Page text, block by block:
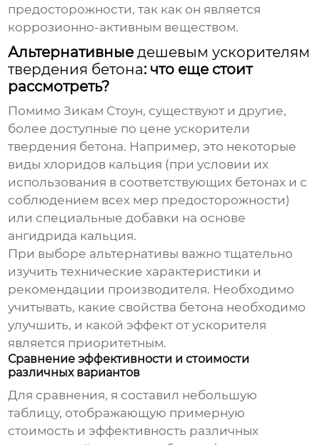
предосторожности, так как он является
коррозионно-активным веществом.
Альтернативныедешевым ускорителям
твердения бетона: что еще стоит
рассмотреть?
ПомимоЗикам Стоун, существуют и другие,
более доступные по цене ускорители
твердения бетона. Например, это некоторые
виды хлоридов кальция (при условии их
использования в соответствующих бетонах и с
соблюдением всех мер предосторожности)
или специальные добавки на основе
ангидрида кальция.
При выборе альтернативы важно тщательно
изучить технические характеристики и
рекомендации производителя. Необходимо
учитывать, какие свойства бетона необходимо
улучшить, и какой эффект от ускорителя
является приоритетным.
Сравнение эффективности и стоимости
различных вариантов
Для сравнения, я составил небольшую
таблицу, отображающую примерную
стоимость и эффективность различных